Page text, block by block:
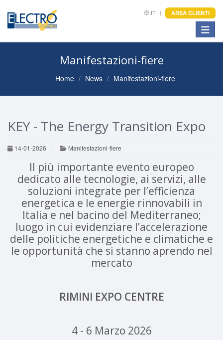
IT AREA CLIENTI
Manifestazioni-fiere
Home News Manifestazioni-fiere
KEY - The Energy Transition Expo
14-01-2026 | Manifestazioni-fiere
Il più importante evento europeo
dedicato alle tecnologie, ai servizi, alle
soluzioni integrate per l’efficienza
energetica e le energie rinnovabili in
Italia e nel bacino del Mediterraneo;
luogo in cui evidenziare l’accelerazione
delle politiche energetiche e climatiche e
le opportunità che si stanno aprendo nel
mercato
RIMINI EXPO CENTRE
4 - 6 Marzo 2026